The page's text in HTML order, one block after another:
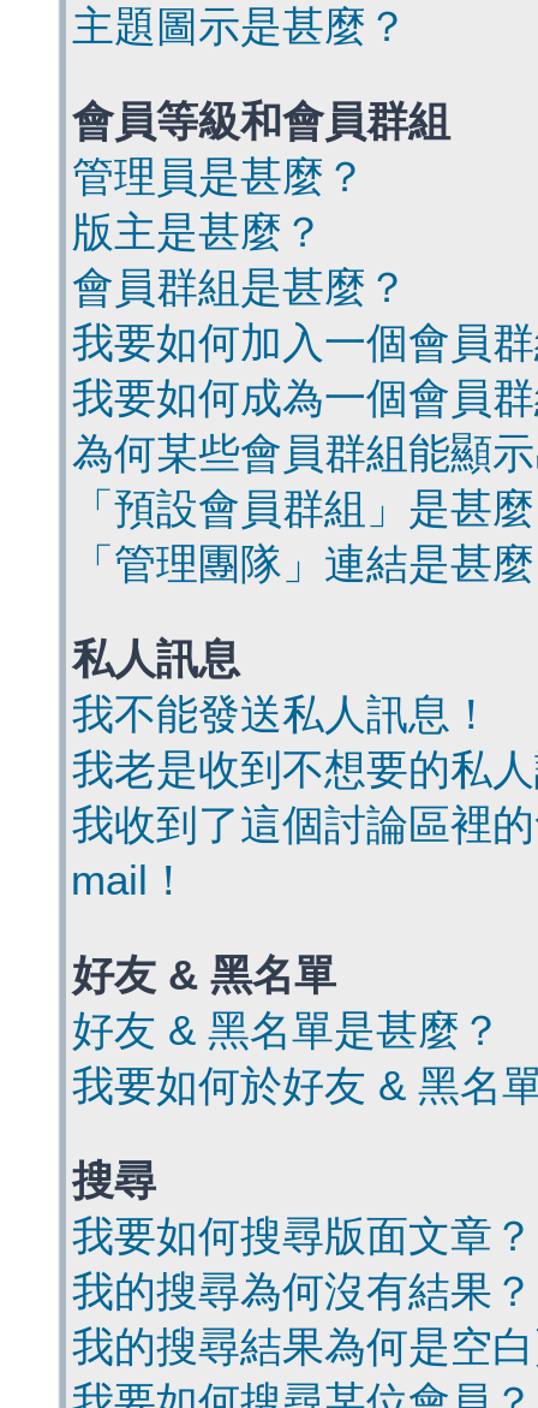
主題圖示是甚麼？
會員等級和會員群組
管理員是甚麼？
版主是甚麼？
會員群組是甚麼？
我要如何加入一個會員
我要如何成為一個會員
為何某些會員群組能顯
「預設會員群組」是甚
「管理團隊」連結是甚
私人訊息
我不能發送私人訊息！
我老是收到不想要的私
我收到了這個討論區裡
mail！
好友 & 黑名單
好友 & 黑名單是甚麼？
我要如何於好友 & 黑名
搜尋
我要如何搜尋版面文章？
我的搜尋為何沒有結果？
我的搜尋結果為何是空